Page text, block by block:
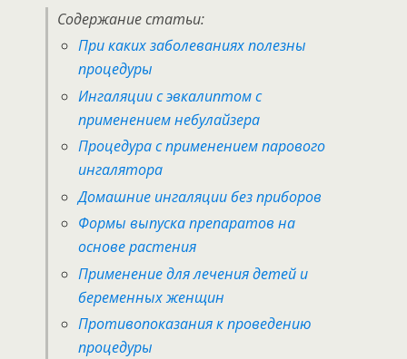
Содержание статьи:
При каких заболеваниях полезны
процедуры
Ингаляции с эвкалиптом с
применением небулайзера
Процедура с применением парового
ингалятора
Домашние ингаляции без приборов
Формы выпуска препаратов на
основе растения
Применение для лечения детей и
беременных женщин
Противопоказания к проведению
процедуры